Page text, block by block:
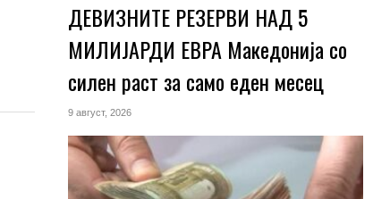
ДЕВИЗНИТЕ РЕЗЕРВИ НАД 5
МИЛИЈАРДИ ЕВРА Македонија со
силен раст за само еден месец
9 август, 2026